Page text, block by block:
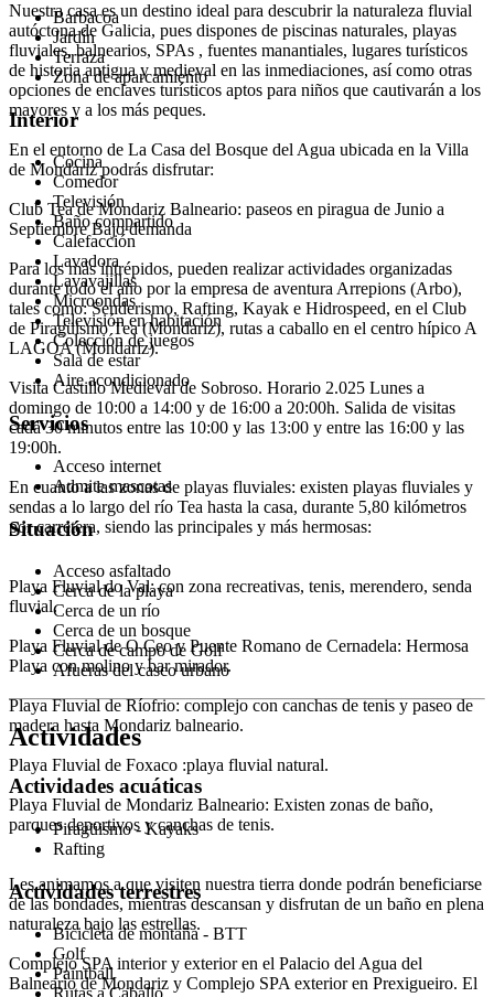
Nuestra casa es un destino ideal para descubrir la naturaleza fluvial
autóctona de Galicia, pues dispones de piscinas naturales, playas
fluviales, balnearios, SPAs , fuentes manantiales, lugares turísticos
de historia antigua y medieval en las inmediaciones, así como otras
opciones de enclaves turísticos aptos para niños que cautivarán a los
mayores y a los más peques.
En el entorno de La Casa del Bosque del Agua ubicada en la Villa
de Mondariz podrás disfrutar:
Club Tea de Mondariz Balneario: paseos en piragua de Junio a
Septiembre Bajo demanda
Para los más intrépidos, pueden realizar actividades organizadas
durante todo el año por la empresa de aventura Arrepions (Arbo),
tales como: Senderismo, Rafting, Kayak e Hidrospeed, en el Club
de Piragüismo Tea (Mondariz), rutas a caballo en el centro hípico A
LAGOA (Mondariz).
Visita Castillo Medieval de Sobroso. Horario 2.025 Lunes a
domingo de 10:00 a 14:00 y de 16:00 a 20:00h. Salida de visitas
cada 30 minutos entre las 10:00 y las 13:00 y entre las 16:00 y las
19:00h.
En cuanto a las zonas de playas fluviales: existen playas fluviales y
sendas a lo largo del río Tea hasta la casa, durante 5,80 kilómetros
por carretera, siendo las principales y más hermosas:
Playa Fluvial do Val: con zona recreativas, tenis, merendero, senda
fluvial.
Playa Fluvial de O Ceo y Puente Romano de Cernadela: Hermosa
Playa con molino y bar mirador.
Playa Fluvial de Ríofrio: complejo con canchas de tenis y paseo de
madera hasta Mondariz balneario.
Playa Fluvial de Foxaco :playa fluvial natural.
Playa Fluvial de Mondariz Balneario: Existen zonas de baño,
parques deportivos y canchas de tenis.
Les animamos a que visiten nuestra tierra donde podrán beneficiarse
de las bondades, mientras descansan y disfrutan de un baño en plena
naturaleza bajo las estrellas.
Complejo SPA interior y exterior en el Palacio del Agua del
Balneario de Mondariz y Complejo SPA exterior en Prexigueiro. El
Barbacoa
Jardín
Terraza
Zona de aparcamiento
Interior
Cocina
Comedor
Televisión
Baño compartido
Calefacción
Lavadora
Lavavajillas
Microondas
Televisión en habitación
Colección de juegos
Sala de estar
Aire acondicionado
Servicios
Acceso internet
Admite mascotas
Situación
Acceso asfaltado
Cerca de la playa
Cerca de un río
Cerca de un bosque
Cerca de campo de Golf
Afueras del casco urbano
Actividades
Actividades acuáticas
Piragüismo - Kayaks
Rafting
Actividades terrestres
Bicicleta de montaña - BTT
Golf
Paintball